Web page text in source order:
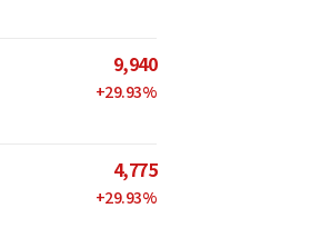
9,940
+29.93%
4,775
+29.93%